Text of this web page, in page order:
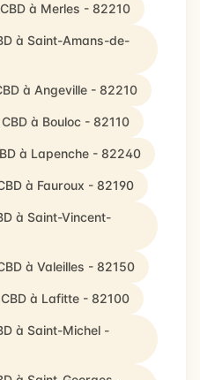
à Merles - 82210
à Saint-Amans-de-
à Angeville - 82210
à Bouloc - 82110
à Lapenche - 82240
à Fauroux - 82190
à Saint-Vincent-
à Valeilles - 82150
à Lafitte - 82100
à Saint-Michel -